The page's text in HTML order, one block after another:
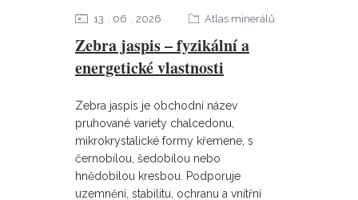
Zebra jaspis – fyzikální a
energetické vlastnosti
13 06 2026 Atlas minerálů
Zebra jaspis je obchodní název
pruhované variety chalcedonu,
mikrokrystalické formy křemene, s
černobílou, šedobílou nebo
hnědobílou kresbou. Podporuje
uzemnění, stabilitu, ochranu a vnitřní